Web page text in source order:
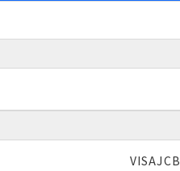
VISAJCB